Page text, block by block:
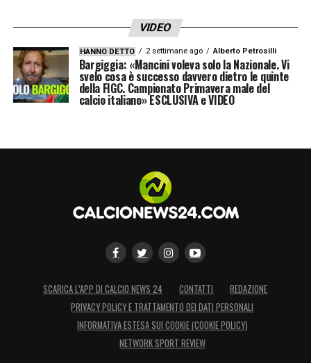
VIDEO
HANNO DETTO 2 settimane ago Alberto Petrosilli
Bargiggia: «Mancini voleva solo la Nazionale. Vi
svelo cosa è successo davvero dietro le quinte
della FIGC. Campionato Primavera male del
calcio italiano» ESCLUSIVA e VIDEO
SCARICA L’APP DI CALCIO NEWS 24 CONTATTI
REDAZIONE
PRIVACY POLICY E TRATTAMENTO DEI DATI PERSONALI
INFORMATIVA ESTESA SUI COOKIE (COOKIE POLICY)
NETWORK SPORT REVIEW